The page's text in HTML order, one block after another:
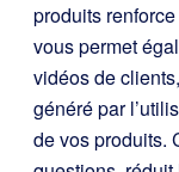
produits
vous permet
vidéos de
généré par
de vos produits.